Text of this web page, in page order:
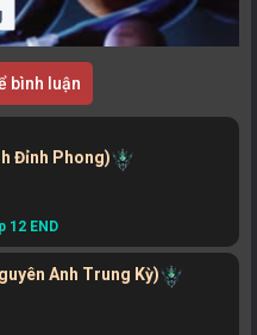
bình luận
Đỉnh Phong)
12 END
Anh Trung Kỳ)